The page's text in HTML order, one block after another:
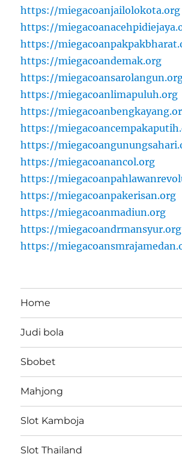
https://miegacoanjailolokota.org
https://
https://
https://miegacoandemak.org
https://
https://miegacoanlimapuluh.org
https://
https://
https://
https://miegacoanancol.org
https://
https://miegacoanpakerisan.org
https://miegacoanmadiun.org
https://miegacoandrmansyur.org
https://
Home
Judi bola
Sbobet
Mahjong
Slot Kamboja
Slot Thailand